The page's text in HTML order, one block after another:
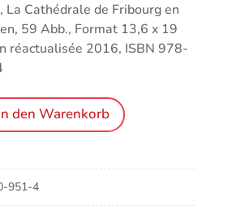
La Cathédrale de Fribourg en
59 Abb., Format 13,6 x 19
réactualisée 2016, ISBN 978-
den Warenkorb
951-4